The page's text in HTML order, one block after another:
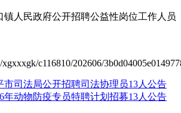
人民政府公开招聘公益性岗位工作人员
c116810/202606/
市司法局公开招聘司法协理员13人公告
年动物防疫专员特聘计划招募13人公告